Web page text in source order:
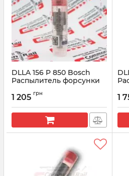
DLLA 156 P 850 Bosсh
Распылитель форсунки
Артикул:
1 205 грн 1